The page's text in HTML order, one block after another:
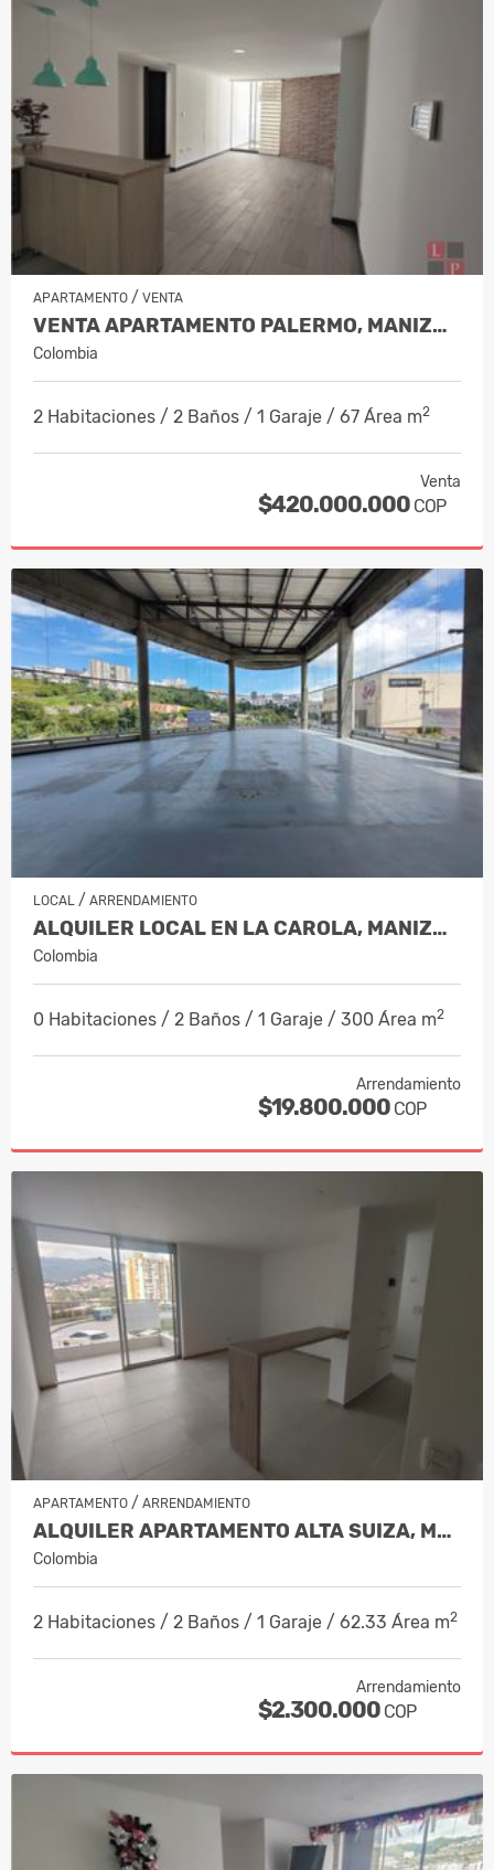
APARTAMENTO / VENTA
VENTA APARTAMENTO PALERMO, MANIZALE…
Colombia
2 Habitaciones / 2 Baños / 1 Garaje / 67 Área m2
Venta
$420.000.000 COP
LOCAL / ARRENDAMIENTO
ALQUILER LOCAL EN LA CAROLA, MANIZALES…
Colombia
0 Habitaciones / 2 Baños / 1 Garaje / 300 Área m2
Arrendamiento
$19.800.000 COP
APARTAMENTO / ARRENDAMIENTO
ALQUILER APARTAMENTO ALTA SUIZA, MANI…
Colombia
2 Habitaciones / 2 Baños / 1 Garaje / 62.33 Área m2
Arrendamiento
$2.300.000 COP